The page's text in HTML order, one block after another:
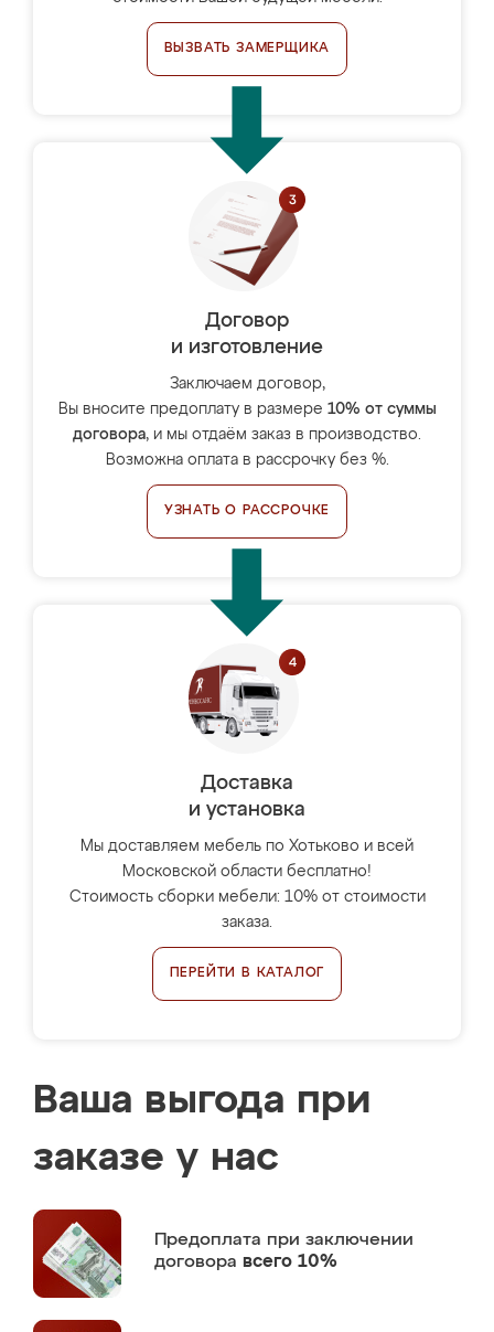
ВЫЗВАТЬ ЗАМЕРЩИКА
Договор
и изготовление
Заключаем договор,
Вы вносите предоплату в размере 10% от суммы
договора, и мы отдаём заказ в производство.
Возможна оплата в рассрочку без %.
УЗНАТЬ О РАССРОЧКЕ
Доставка
и установка
Мы доставляем мебель по Хотьково и всей
Московской области бесплатно!
Стоимость сборки мебели: 10% от стоимости
заказа.
ПЕРЕЙТИ В КАТАЛОГ
Ваша выгода при
заказе у нас
Предоплата при заключении
договора всего 10%